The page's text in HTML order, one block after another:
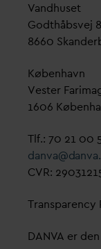
Vandhuset
Godthåbsvej
8660
København
Vester
1606
Tlf.: 70 21 00
danva@danv
CVR:
Transparency
DANVA er